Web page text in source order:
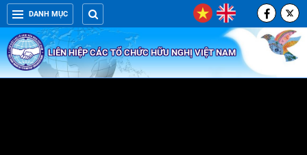
DANH MỤC
LIÊN HIỆP CÁC TỔ CHỨC HỮU NGHỊ VIỆT NAM